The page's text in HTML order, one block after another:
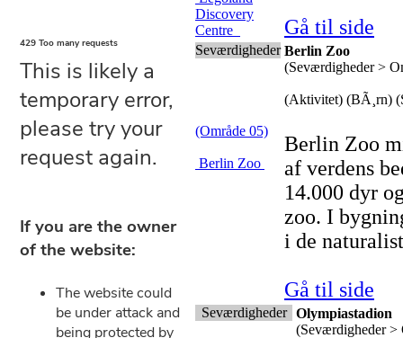
Discovery
Centre
Gå til side
Seværdigheder
(Område 05)
Berlin Zoo
Berlin Zoo
(Seværdigheder >
(Aktivitet) (BÃ¸rn)
Berlin Zoo
af verdens
14.000 dyr
zoo. I
i de
Gå til side
Seværdigheder
Olympiastadion
(Seværdigheder >